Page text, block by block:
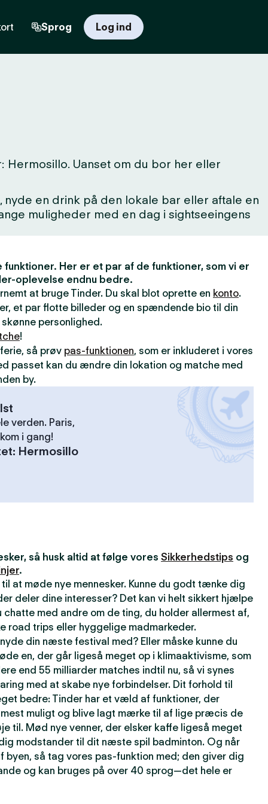
Sprog Log ind
Uanset om du bor her eller
en drink på den lokale bar eller aftale en
muligheder med en dag i sightseeingens
Her er et par af de funktioner, som vi er
oplevelse endnu bedre.
at bruge Tinder. Du skal blot oprette en konto.
et par flotte billeder og en spændende bio til din
personlighed.
!
så prøv pas-funktionen, som er inkluderet i vores
passet kan du ændre din lokation og matche med
by.
verden. Paris,
i gang!
: Hermosillo
så husk altid at følge vores Sikkerhedstips og
.
at møde nye mennesker. Kunne du godt tænke dig
deler dine interesser? Det kan vi helt sikkert hjælpe
chatte med andre om de ting, du holder allermest af,
road trips eller hyggelige madmarkeder.
din næste festival med? Eller måske kunne du
en, der går ligeså meget op i klimaaktivisme, som
end 55 milliarder matches indtil nu, så vi synes
med at skabe nye forbindelser. Dit forhold til
bedre: Tinder har et væld af funktioner, der
muligt og blive lagt mærke til af lige præcis de
til. Mød nye venner, der elsker kaffe ligeså meget
modstander til dit næste spil badminton. Og når
byen, så tag vores pas-funktion med; den giver dig
og kan bruges på over 40 sprog—det hele er